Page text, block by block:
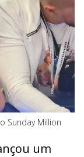
Sunday Million
um